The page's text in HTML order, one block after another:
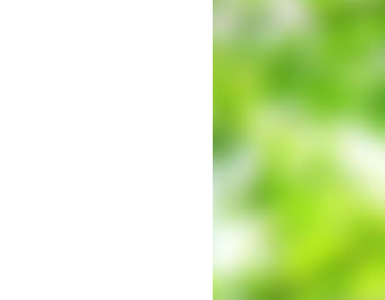
ゆりっこおすすめの
行事スケジュール
2027年度 入試について